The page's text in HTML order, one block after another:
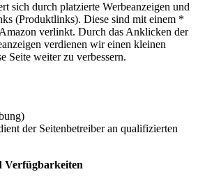
sich durch platzierte Werbeanzeigen und
(Produktlinks). Diese sind mit einem *
verlinkt. Durch das Anklicken der
verdienen wir einen kleinen
Seite weiter zu verbessern.
der Seitenbetreiber an qualifizierten
Verfügbarkeiten